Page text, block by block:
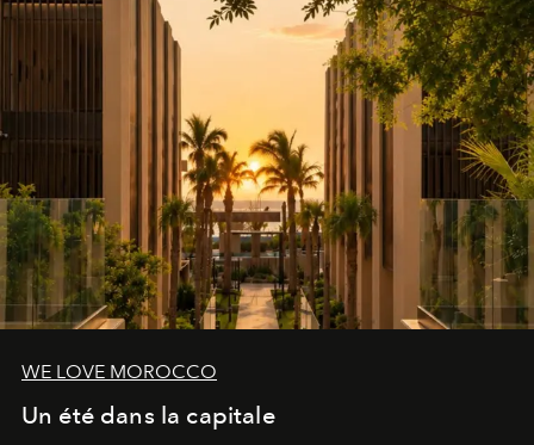
WE LOVE MOROCCO
Un été dans la capitale